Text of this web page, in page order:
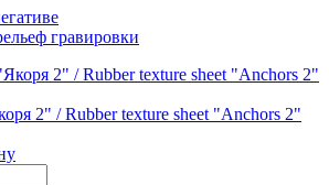
гравировки
2" / Rubber texture sheet "Anchors 2"